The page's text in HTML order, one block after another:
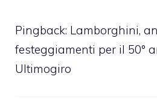
Pingback: Lamborghini,
festeggiamenti per il 50°
Ultimogiro